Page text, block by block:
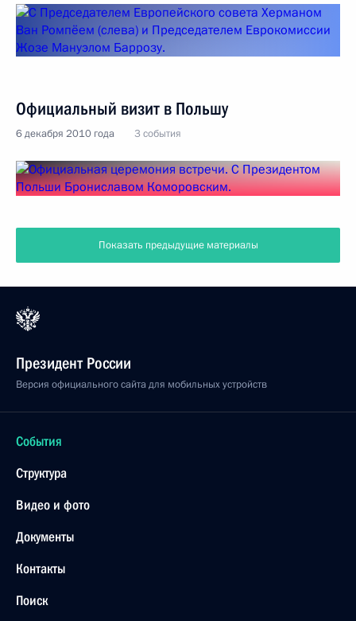
Официальный визит в Польшу
6 декабря 2010 года 3 события
Показать предыдущие материалы
Президент России
Версия официального сайта для мобильных устройств
События
Структура
Видео и фото
Документы
Контакты
Поиск